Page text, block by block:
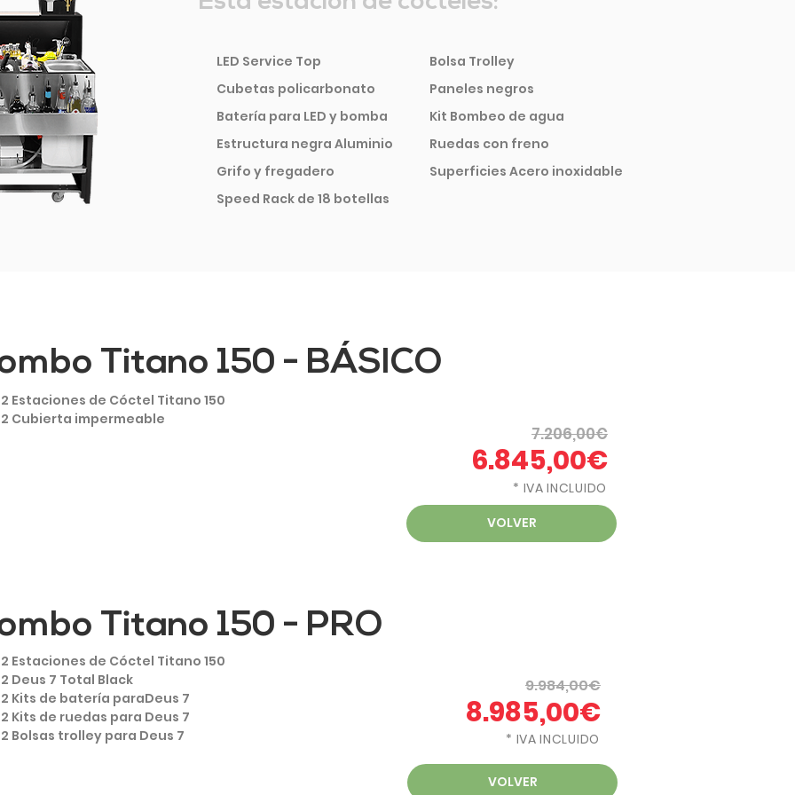
LED Service Top
Cubetas policarbonato
Batería para LED y bomba
Estructura negra Aluminio
Grifo y fregadero
Speed Rack de 18 botellas
Bolsa Trolley
Paneles negros
Kit Bombeo de agua
Ruedas con freno
Superficies Acero inoxidable
Titano 150 - BÁSICO
6.845,00€
7.206,00€
Estaciones de Cóctel Titano 150
Cubierta impermeable
VOLVER
* IVA INCLUIDO
Titano 150 - PRO
8.985,00€
9.984,00€
Estaciones de Cóctel Titano 150
Deus 7 Total Black
Kits de batería paraDeus 7
Kits de ruedas para Deus 7
Bolsas trolley para Deus 7
VOLVER
* IVA INCLUIDO